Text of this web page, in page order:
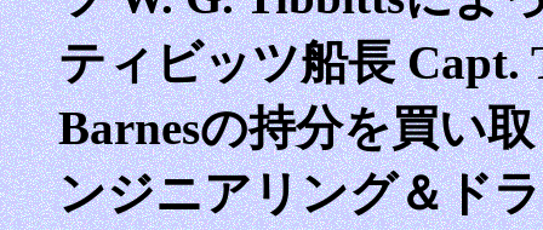
ティビッツ船長
Barnesの持分を買い
ンジニアリング＆ド